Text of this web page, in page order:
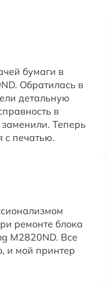
бумаги в
Обратилась в
детальную
в
Теперь
с печатью.
ремонте блока
M2820ND. Все
и мой принтер